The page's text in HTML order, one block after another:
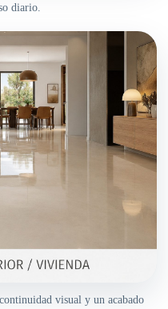
diario.
visual y un acabado